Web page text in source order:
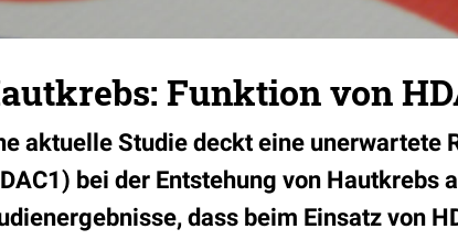
Funktion von
aktuelle Studie deckt eine unerwartete
bei der Entstehung von Hautkrebs
dass beim Einsatz von